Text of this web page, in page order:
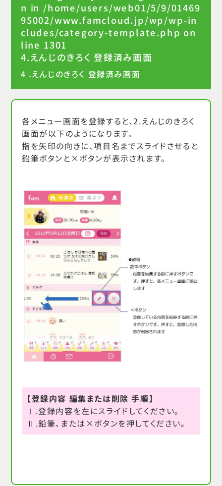
n in /home/users/web01/5/9/01469
95002/www.famcloud.jp/wp/wp-in
cludes/category-template.php on
line 1301
4.えんじのきろく 登録済み画面
4 .えんじのきろく 登録済み画面
各メニュー画面を登録すると、2.えんじのきろく
画面が以下のようになります。
指を矢印の向きに、項目名までスライドさせると
鉛筆ボタンと×ボタンが表示されます。
【登録内容 編集または削除 手順】
Ⅰ.登録内容を左にスライドしてください。
Ⅱ.鉛筆、または×ボタンを押してください。